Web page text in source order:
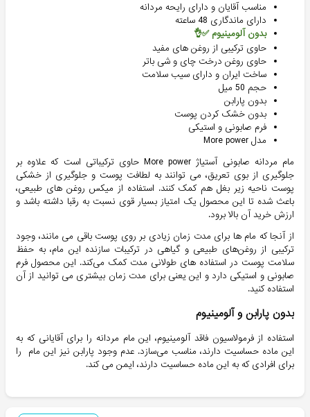
مناسب آقایان و دارای رایحه مردانه
دارای ماندگاری 48 ساعته
بدون آلومینیوم ✅👌
حاوی ترکیبی از روغن های مفید
حاوی روغن درخت چای و شی باتر
ساخت ایران و دارای سیب سلامت
حجم 50 میل
بدون پارابن
بدون خشک کردن پوست
فرم صابونی و استیکی
مدل More power
مام مردانه صابونی آستیاژ More power حاوی ترکیباتی است که علاوه بر
جلوگیری از بوی تعریق، می توانند به لطافت پوست و جلوگیری از خشکی
پوست ناحیه زیر بغل هم کمک کنند. استفاده از میکس روغن های طبیعی،
باعث شده تا این محصول یک امتیاز بسیار قوی نسبت به رقبا داشته باشد و
ارزش خرید آن بالا برود.
از آنجا که مام ها برای مدت زمان زیادی بر روی پوست باقی می مانند، وجود
ترکیبی از روغن‌های طبیعی و گیاهی در ترکیبات سازنده این مام، به حفظ
سلامت پوست در استفاده های طولانی مدت کمک می‌کند. این محصول فرم
صابونی و استیکی دارد و این یعنی برای مدت زمان بیشتری می توانید از آن
استفاده کنید.
بدون پارابن و آلومینیوم
استفاده از فرمولاسیون فاقد آلومینیوم، این مام مردانه را برای آقایانی که به
این ماده حساسیت دارند، مناسب می‌سازد. عدم وجود پارابن نیز این مام را
برای افرادی که به این ماده حساسیت دارند، ایمن می کند.